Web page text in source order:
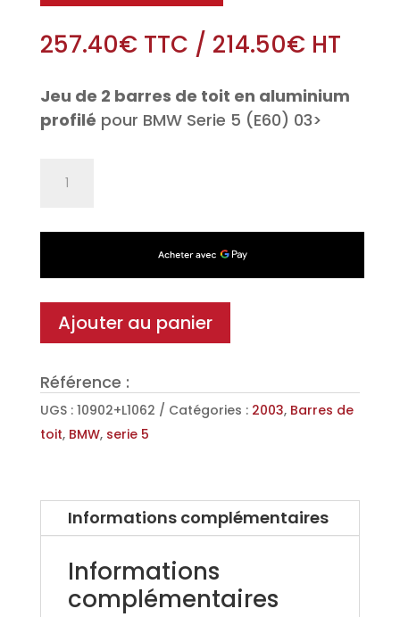
257.40€TTC / 214.50€HT
Jeu de 2 barres de toit en aluminium
profilé pour BMW Serie 5 (E60) 03>
toit
en
Aluminium
pour
5
(E60)
Ajouter au panier
Référence :
UGS : 10902+L1062 Catégories : 2003, Barres de
toit, BMW, serie 5
Informations complémentaires
Informations
complémentaires